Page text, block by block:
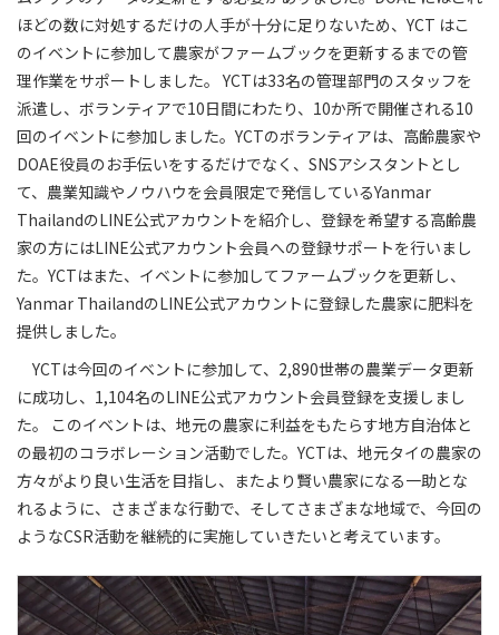
ほどの数に対処するだけの人手が十分に足りないため、YCT はこ
のイベントに参加して農家がファームブックを更新するまでの管
理作業をサポートしました。 YCTは33名の管理部門のスタッフを
派遣し、ボランティアで10日間にわたり、10か所で開催される10
回のイベントに参加しました。YCTのボランティアは、高齢農家や
DOAE役員のお手伝いをするだけでなく、SNSアシスタントとし
て、農業知識やノウハウを会員限定で発信しているYanmar
ThailandのLINE公式アカウントを紹介し、登録を希望する高齢農
家の方にはLINE公式アカウント会員への登録サポートを行いまし
た。YCTはまた、イベントに参加してファームブックを更新し、
Yanmar ThailandのLINE公式アカウントに登録した農家に肥料を
提供しました。
YCTは今回のイベントに参加して、2,890世帯の農業データ更新
に成功し、1,104名のLINE公式アカウント会員登録を支援しまし
た。 このイベントは、地元の農家に利益をもたらす地方自治体と
の最初のコラボレーション活動でした。YCTは、地元タイの農家の
方々がより良い生活を目指し、またより賢い農家になる一助とな
れるように、さまざまな行動で、そしてさまざまな地域で、今回の
ようなCSR活動を継続的に実施していきたいと考えています。